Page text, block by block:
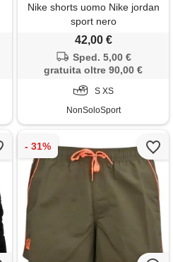
Nike shorts uomo Nike jordan
sport nero
42,00 €
Sped. 5,00 €
gratuita oltre 90,00 €
S XS
NonSoloSport